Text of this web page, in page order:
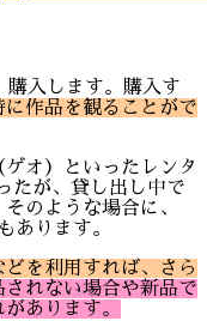
入します。購入す
作品を観ることがで
オ）といったレンタ
たが、貸し出し中で
のような場合に、
あります。
を利用すれば、さら
されない場合や新品で
あります。